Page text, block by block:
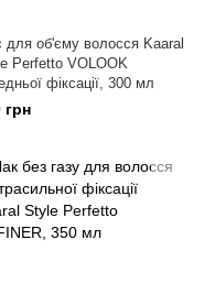
для об'єму волосся Kaaral
Perfetto VOLOOK
фіксації, 300 мл
грн